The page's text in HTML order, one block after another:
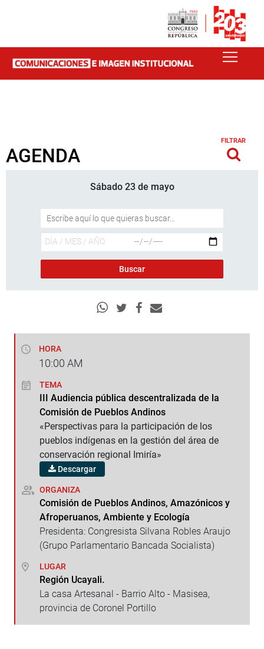
AGENDA
FILTRAR
Sábado 23 de mayo
HORA
10:00 AM
TEMA
III Audiencia pública descentralizada de la
Comisión de Pueblos Andinos
«Perspectivas para la participación de los
pueblos indígenas en la gestión del área de
conservación regional Imiría»
Descargar
ORGANIZA
Comisión de Pueblos Andinos, Amazónicos y
Afroperuanos, Ambiente y Ecología
Presidenta: Congresista Silvana Robles Araujo
(Grupo Parlamentario Bancada Socialista)
LUGAR
Región Ucayali.
La casa Artesanal - Barrio Alto - Masisea,
provincia de Coronel Portillo